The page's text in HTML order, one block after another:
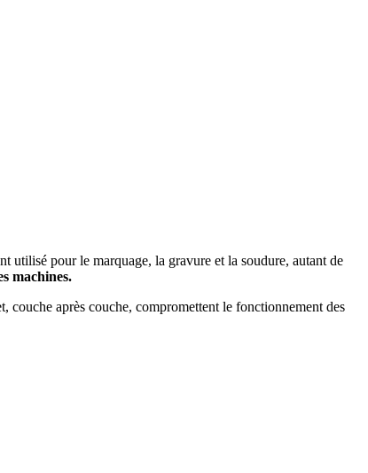
utilisé pour le marquage, la gravure et la soudure, autant de
machines.
couche après couche, compromettent le fonctionnement des